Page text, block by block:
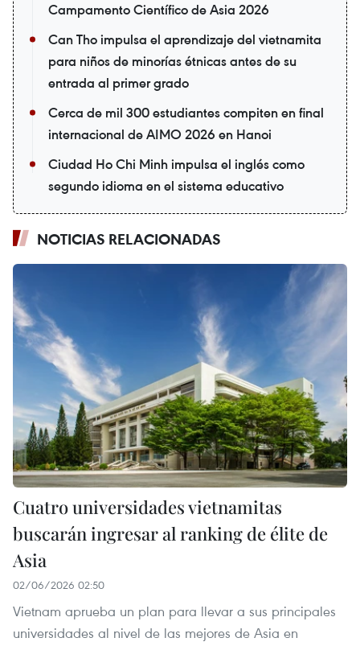
Campamento Científico de Asia 2026
Can Tho impulsa el aprendizaje del vietnamita
para niños de minorías étnicas antes de su
entrada al primer grado
Cerca de mil 300 estudiantes compiten en final
internacional de AIMO 2026 en Hanoi
Ciudad Ho Chi Minh impulsa el inglés como
segundo idioma en el sistema educativo
NOTICIAS RELACIONADAS
Cuatro universidades vietnamitas
buscarán ingresar al ranking de élite de
Asia
02/06/2026 02:50
Vietnam aprueba un plan para llevar a sus principales
universidades al nivel de las mejores de Asia en